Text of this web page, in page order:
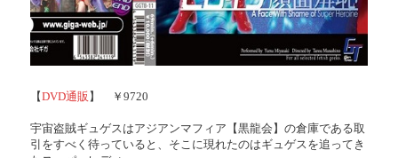
【DVD通販 】 ￥9720
宇宙盗賊ギュゲスはアジアンマフィア【黒龍会】の倉庫である取
引をすべく待っていると、そこに現れたのはギュゲスを追ってき